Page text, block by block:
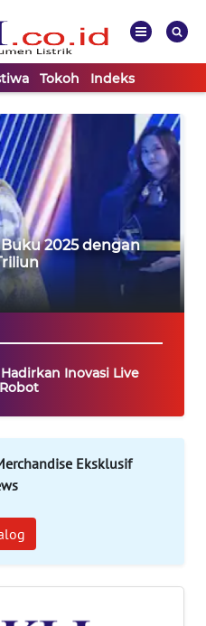
Tokoh Indeks
2025 dengan
Inovasi Live
Eksklusif